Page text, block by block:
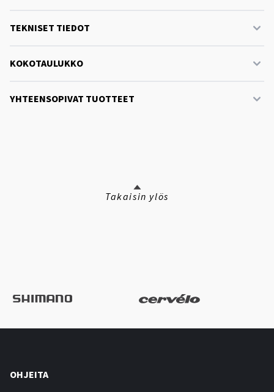
TEKNISET TIEDOT
KOKOTAULUKKO
YHTEENSOPIVAT TUOTTEET
Takaisin ylös
OHJEITA